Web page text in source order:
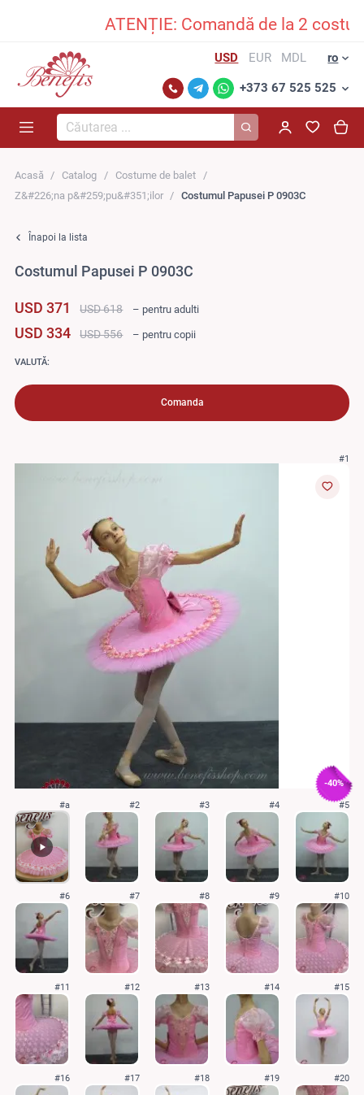
ATENȚIE: Comandă de la 2
USD EUR MDL ro
+373 67 525 525
Căutarea...
Acasă Catalog
Costume de balet
Z&#226;na p&#259;pu&#351;ilor
Costumul Papusei P 0903C
Înapoi la lista
Costumul Papusei P 0903C
USD 371 USD 618 – pentru adulti
USD 334 USD 556 – pentru copii
VALUTĂ:
Comanda
#1
-40%
#a #2 #3 #4 #5
#6 #7 #8 #9 #10
#11 #12 #13 #14 #15
#16 #17 #18 #19 #20